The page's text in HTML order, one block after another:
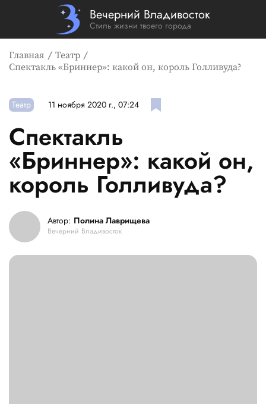
Вечерний Владивосток
Стиль жизни твоего города
Главная
Театр
Спектакль «Бриннер»: какой он, король Голливуда?
Театр 11 ноября 2020 г., 07:24
Спектакль
«Бриннер»: какой он,
король Голливуда?
Автор: Полина Лаврищева
Вечерний Владивосток